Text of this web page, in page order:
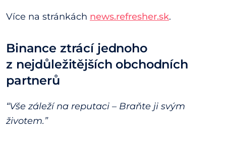
Více na stránkách news.refresher.sk.
Binance ztrácí jednoho
z nejdůležitějších obchodních
partnerů
“Vše záleží na reputaci – Braňte ji svým
životem.”